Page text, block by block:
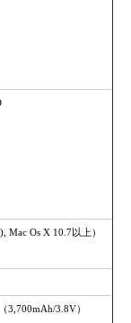
Mac Os X 10.7以上）
3,700mAh/3.8V）